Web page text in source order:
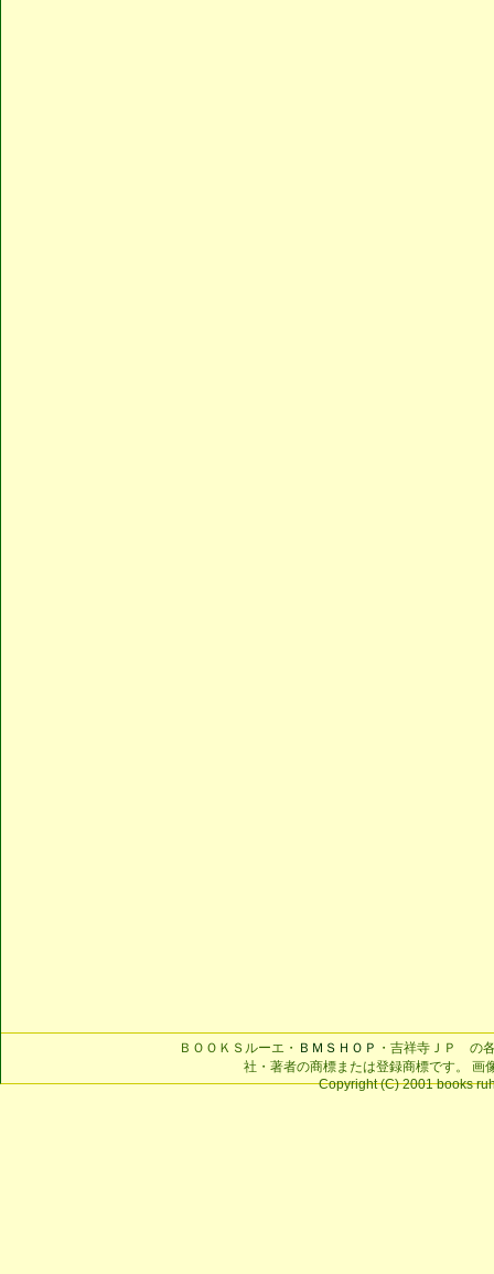
ＢＯＯＫＳルーエ・ ＢＭＳＨＯＰ ・吉祥寺ＪＰ の
社・著者の商標または登録商標です。 画
Copyright (C) 2001 books